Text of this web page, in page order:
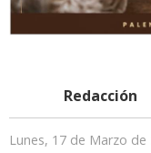
Redacción
Lunes, 17 de Marzo de